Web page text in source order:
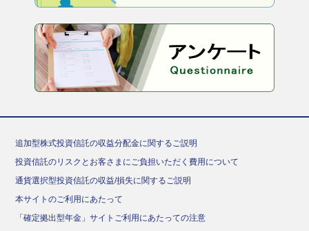
追加型株式投資信託の収益分配金に関するご説明
投資信託のリスクとお客さまにご負担いただく費用について
通貨選択型投資信託の収益/損失に関するご説明
本サイトのご利用にあたって
「確定拠出型年金」サイトご利用にあたっての注意